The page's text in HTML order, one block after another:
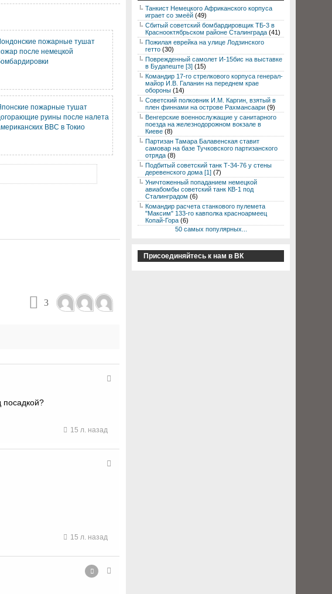
пожарные тушат
после немецкой
пожарные тушат
руины после налета
ВВС в Токио
3
посадкой?
15 л. назад
15 л. назад
Танкист Немецкого Африканского корпуса
играет со змеёй (49)
Сбитый советский бомбардировщик ТБ-3 в
Краснооктябрьском районе Сталинграда (41)
Пожилая еврейка на улице Лодзинского
гетто (30)
Поврежденный самолет И-15бис на выставке
в Будапеште [3] (15)
Командир 17-го стрелкового корпуса генерал-
майор И.В. Галанин на переднем крае
обороны (14)
Советский полковник И.М. Каргин, взятый в
плен финнами на острове Рахмансаари (9)
Венгерские военнослужащие у санитарного
поезда на железнодорожном вокзале в
Киеве (8)
Партизан Тамара Балавенская ставит
самовар на базе Тучковского партизанского
отряда (8)
Подбитый советский танк Т-34-76 у стены
деревенского дома [1] (7)
Уничтоженный попаданием немецкой
авиабомбы советский танк КВ-1 под
Сталинградом (6)
Командир расчета станкового пулемета
"Максим" 133-го кавполка красноармеец
Копай-Гора (6)
50 самых популярных...
Присоединяйтесь к нам в ВК